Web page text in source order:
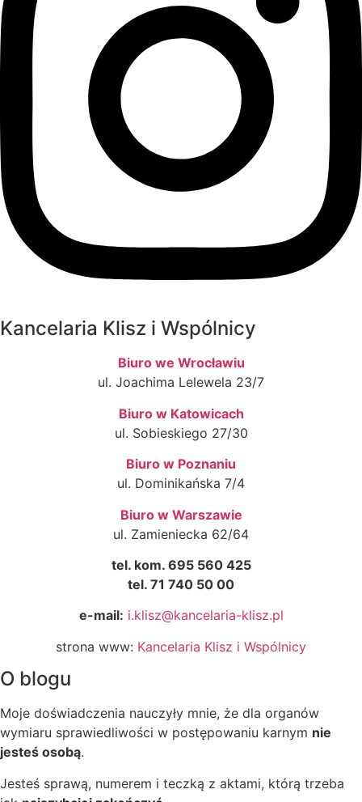
Kancelaria Klisz i Wspólnicy
Biuro we Wrocławiu
ul. Joachima Lelewela 23/7
Biuro w Katowicach
ul. Sobieskiego 27/30
Biuro w Poznaniu
ul. Dominikańska 7/4
Biuro w Warszawie
ul. Zamieniecka 62/64
tel. kom. 695 560 425
tel. 71 740 50 00
e-mail: i.klisz@kancelaria-klisz.pl
strona www: Kancelaria Klisz i Wspólnicy
O blogu
Moje doświadczenia nauczyły mnie, że dla organów
wymiaru sprawiedliwości w postępowaniu karnym nie
jesteś osobą.
Jesteś sprawą, numerem i teczką z aktami, którą trzeba